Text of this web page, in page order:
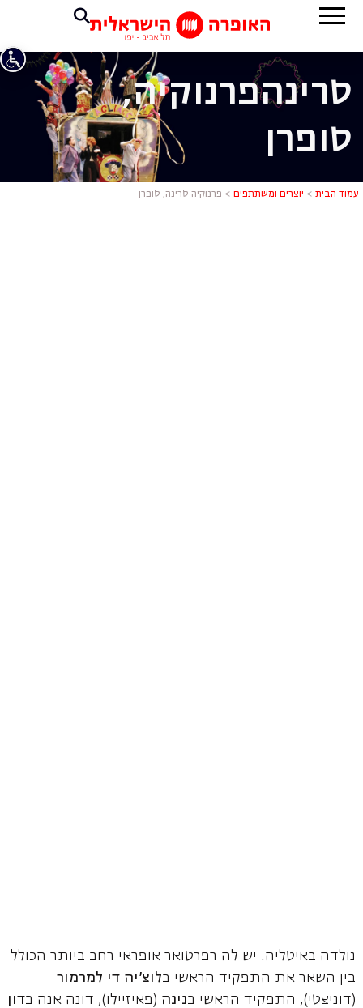
פרנוקיה
סרינהפרנוקיה,
סופרן
עמוד הבית > יוצרים ומשתתפים > פרנוקיה סרינה, סופרן
נולדה באיטליה. יש לה רפרטואר אופראי רחב ביותר הכולל
בין השאר את התפקיד הראשי בלוצ'יה די למרמור
(דוניצטי), התפקיד הראשי בנינה (פאיזיילו), דונה אנה בדון